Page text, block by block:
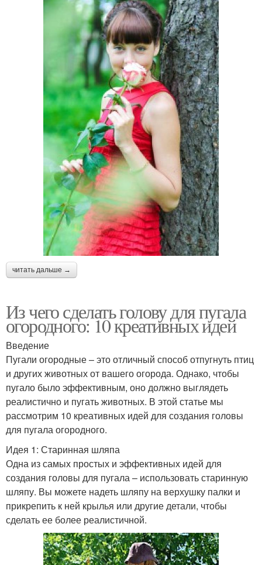
читать дальше →
Из чего сделать голову для пугала
огородного: 10 креативных идей
Введение
Пугали огородные – это отличный способ отпугнуть птиц
и других животных от вашего огорода. Однако, чтобы
пугало было эффективным, оно должно выглядеть
реалистично и пугать животных. В этой статье мы
рассмотрим 10 креативных идей для создания головы
для пугала огородного.
Идея 1: Старинная шляпа
Одна из самых простых и эффективных идей для
создания головы для пугала – использовать старинную
шляпу. Вы можете надеть шляпу на верхушку палки и
прикрепить к ней крылья или другие детали, чтобы
сделать ее более реалистичной.